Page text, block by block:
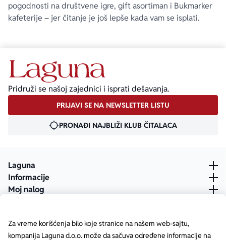
Za vreme korišćenja bilo koje stranice na našem web-sajtu,
kompanija Laguna d.o.o. može da sačuva određene informacije na
pogodnosti na društvene igre, gift asortiman i Bukmarker
kafeterije – jer čitanje je još lepše kada vam se isplati.
Pridruži se našoj zajednici i isprati dešavanja.
PRIJAVI SE NA NEWSLETTER LISTU
PRONAĐI NAJBLIŽI KLUB ČITALACA
Laguna
Informacije
Moj nalog